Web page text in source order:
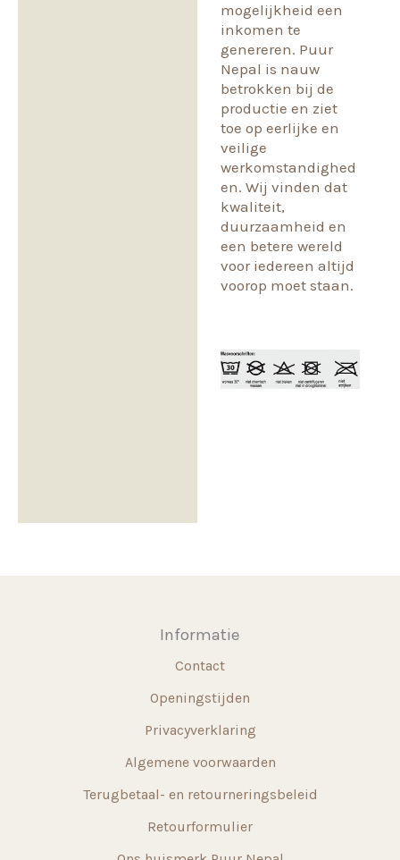
mogelijkheid een
inkomen te
genereren. Puur
Nepal is nauw
betrokken bij de
productie en ziet
toe op eerlijke en
veilige
werkomstandighed
en. Wij vinden dat
kwaliteit,
duurzaamheid en
een betere wereld
voor iedereen altijd
voorop moet staan.
Informatie
Contact
Openingstijden
Privacyverklaring
Algemene voorwaarden
Terugbetaal- en retourneringsbeleid
Retourformulier